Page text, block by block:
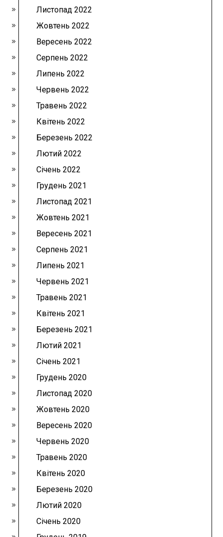
Листопад 2022
Жовтень 2022
Вересень 2022
Серпень 2022
Липень 2022
Червень 2022
Травень 2022
Квітень 2022
Березень 2022
Лютий 2022
Січень 2022
Грудень 2021
Листопад 2021
Жовтень 2021
Вересень 2021
Серпень 2021
Липень 2021
Червень 2021
Травень 2021
Квітень 2021
Березень 2021
Лютий 2021
Січень 2021
Грудень 2020
Листопад 2020
Жовтень 2020
Вересень 2020
Червень 2020
Травень 2020
Квітень 2020
Березень 2020
Лютий 2020
Січень 2020